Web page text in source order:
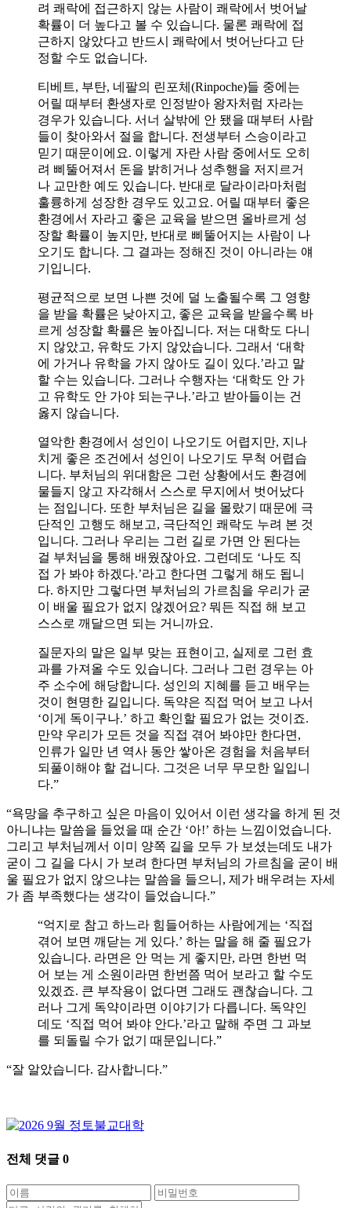
려 쾌락에 접근하지 않는 사람이 쾌락에서 벗어날
확률이 더 높다고 볼 수 있습니다. 물론 쾌락에 접
근하지 않았다고 반드시 쾌락에서 벗어난다고 단
정할 수도 없습니다.
티베트, 부탄, 네팔의 린포체(Rinpoche)들 중에는
어릴 때부터 환생자로 인정받아 왕자처럼 자라는
경우가 있습니다. 서너 살밖에 안 됐을 때부터 사람
들이 찾아와서 절을 합니다. 전생부터 스승이라고
믿기 때문이에요. 이렇게 자란 사람 중에서도 오히
려 삐뚤어져서 돈을 밝히거나 성추행을 저지르거
나 교만한 예도 있습니다. 반대로 달라이라마처럼
훌륭하게 성장한 경우도 있고요. 어릴 때부터 좋은
환경에서 자라고 좋은 교육을 받으면 올바르게 성
장할 확률이 높지만, 반대로 삐뚤어지는 사람이 나
오기도 합니다. 그 결과는 정해진 것이 아니라는 얘
기입니다.
평균적으로 보면 나쁜 것에 덜 노출될수록 그 영향
을 받을 확률은 낮아지고, 좋은 교육을 받을수록 바
르게 성장할 확률은 높아집니다. 저는 대학도 다니
지 않았고, 유학도 가지 않았습니다. 그래서 ‘대학
에 가거나 유학을 가지 않아도 길이 있다.’라고 말
할 수는 있습니다. 그러나 수행자는 ‘대학도 안 가
고 유학도 안 가야 되는구나.’라고 받아들이는 건
옳지 않습니다.
열악한 환경에서 성인이 나오기도 어렵지만, 지나
치게 좋은 조건에서 성인이 나오기도 무척 어렵습
니다. 부처님의 위대함은 그런 상황에서도 환경에
물들지 않고 자각해서 스스로 무지에서 벗어났다
는 점입니다. 또한 부처님은 길을 몰랐기 때문에 극
단적인 고행도 해보고, 극단적인 쾌락도 누려 본 것
입니다. 그러나 우리는 그런 길로 가면 안 된다는
걸 부처님을 통해 배웠잖아요. 그런데도 ‘나도 직
접 가 봐야 하겠다.’라고 한다면 그렇게 해도 됩니
다. 하지만 그렇다면 부처님의 가르침을 우리가 굳
이 배울 필요가 없지 않겠어요? 뭐든 직접 해 보고
스스로 깨달으면 되는 거니까요.
질문자의 말은 일부 맞는 표현이고, 실제로 그런 효
과를 가져올 수도 있습니다. 그러나 그런 경우는 아
주 소수에 해당합니다. 성인의 지혜를 듣고 배우는
것이 현명한 길입니다. 독약은 직접 먹어 보고 나서
‘이게 독이구나.’ 하고 확인할 필요가 없는 것이죠.
만약 우리가 모든 것을 직접 겪어 봐야만 한다면,
인류가 일만 년 역사 동안 쌓아온 경험을 처음부터
되풀이해야 할 겁니다. 그것은 너무 무모한 일입니
다.”
“욕망을 추구하고 싶은 마음이 있어서 이런 생각을 하게 된 것
아니냐는 말씀을 들었을 때 순간 ‘아!’ 하는 느낌이었습니다.
그리고 부처님께서 이미 양쪽 길을 모두 가 보셨는데도 내가
굳이 그 길을 다시 가 보려 한다면 부처님의 가르침을 굳이 배
울 필요가 없지 않으냐는 말씀을 들으니, 제가 배우려는 자세
가 좀 부족했다는 생각이 들었습니다.”
“억지로 참고 하느라 힘들어하는 사람에게는 ‘직접
겪어 보면 깨닫는 게 있다.’ 하는 말을 해 줄 필요가
있습니다. 라면은 안 먹는 게 좋지만, 라면 한번 먹
어 보는 게 소원이라면 한번쯤 먹어 보라고 할 수도
있겠죠. 큰 부작용이 없다면 그래도 괜찮습니다. 그
러나 그게 독약이라면 이야기가 다릅니다. 독약인
데도 ‘직접 먹어 봐야 안다.’라고 말해 주면 그 과보
를 되돌릴 수가 없기 때문입니다.”
“잘 알았습니다. 감사합니다.”
전체 댓글 0